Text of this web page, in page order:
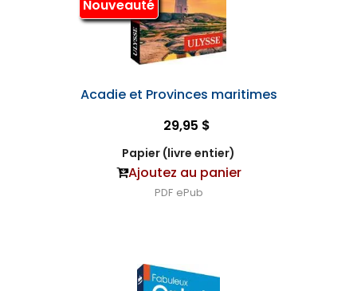
Nouveauté
Acadie et Provinces maritimes
29,95 $
Papier (livre entier)
Ajoutez au panier
PDF ePub